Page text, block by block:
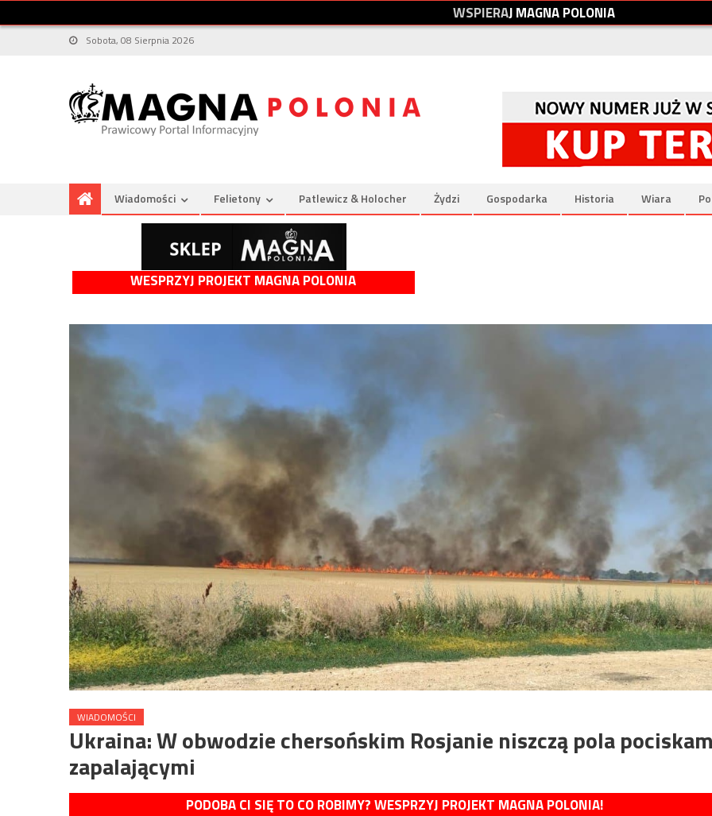
WSPIERAJMAGNAPOLONIA
Sobota, 08 Sierpnia 2026
Wiadomości Felietony Patlewicz & Holocher Żydzi Gospodarka Historia Wiara
WESPRZYJ PROJEKT MAGNA POLONIA
WIADOMOŚCI
Ukraina: W obwodzie chersońskim Rosjanie niszczą pola
zapalającymi
PODOBA CI SIĘ TO CO ROBIMY? WESPRZYJ PROJEKT MAGNA POLONIA!